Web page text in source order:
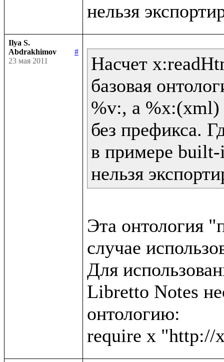
Ilya S.
Abdrakhimov
#
23 мая 2011
Насчет
базовая
%v:, а %x:(xml)
без префикса.
в примере built-
нельзя
Эта онтология
случае
Для
Libretto Notes
онтологию: